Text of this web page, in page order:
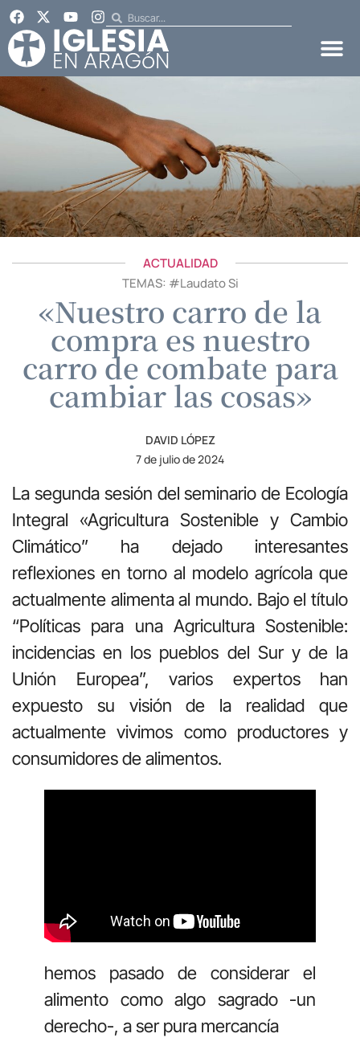
ACTUALIDAD
TEMAS: #Laudato Si
«Nuestro carro de la
compra es nuestro
carro de combate para
cambiar las cosas»
DAVID LÓPEZ
7 de julio de 2024
La segunda sesión del seminario de Ecología
Integral «Agricultura Sostenible y Cambio
Climático” ha dejado interesantes
reflexiones en torno al modelo agrícola que
actualmente alimenta al mundo. Bajo el título
“Políticas para una Agricultura Sostenible:
incidencias en los pueblos del Sur y de la
Unión Europea”, varios expertos han
expuesto su visión de la realidad que
actualmente vivimos como productores y
consumidores de alimentos.
hemos pasado de considerar el
alimento como algo sagrado -un
derecho-, a ser pura mercancía